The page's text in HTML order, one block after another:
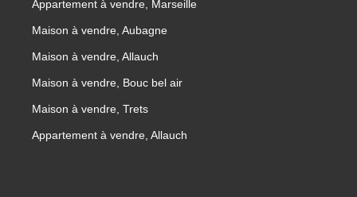
Appartement à vendre, Marseille
Maison à vendre, Aubagne
Maison à vendre, Allauch
Maison à vendre, Bouc bel air
Maison à vendre, Trets
Appartement à vendre, Allauch